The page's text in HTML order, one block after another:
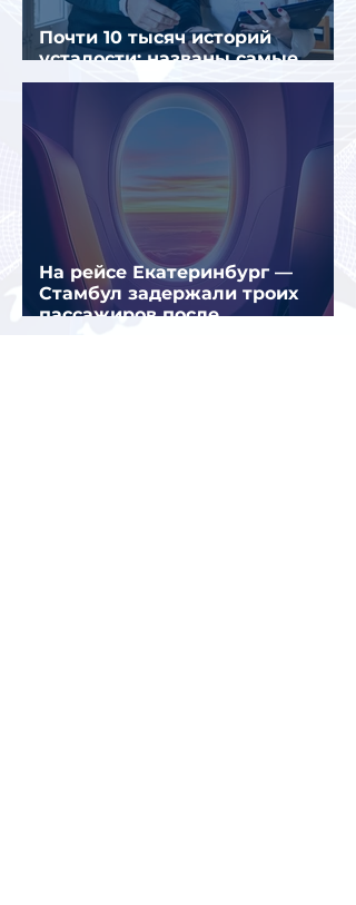
Почти 10 тысяч историй
усталости: названы самые
уставшие россияне
На рейсе Екатеринбург —
Стамбул задержали троих
пассажиров после